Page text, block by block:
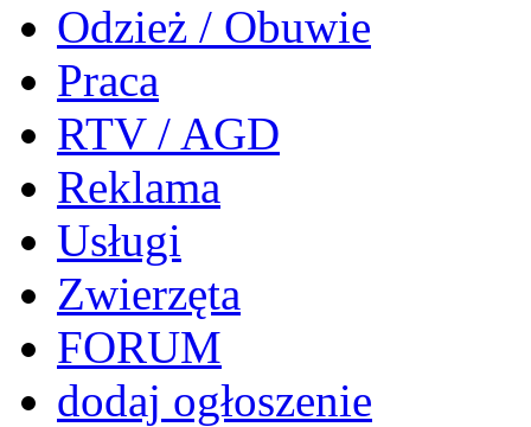
Odzież / Obuwie
Praca
RTV / AGD
Reklama
Usługi
Zwierzęta
FORUM
dodaj ogłoszenie